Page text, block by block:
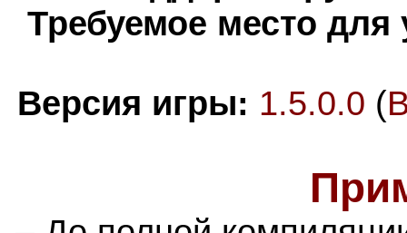
Требуемое место
Версия игры: 1.5.0.0 (